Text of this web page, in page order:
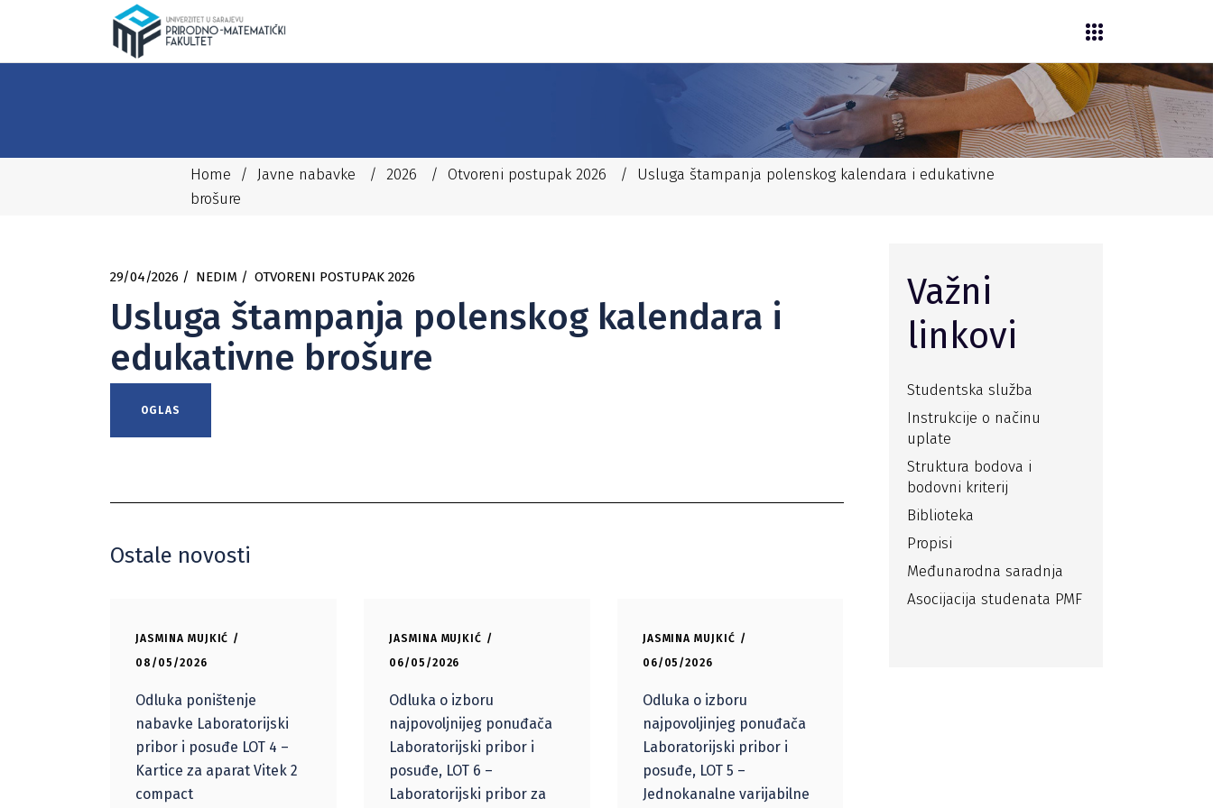
Home / Javne nabavke / 2026 / Otvoreni postupak 2026 / Usluga štampanja polenskog kalendara i edukativne
brošure
29/04/2026 NEDIM OTVORENI POSTUPAK 2026
Usluga štampanja polenskog kalendara i
edukativne brošure
OGLAS
Ostale novosti
JASMINA MUJKIĆ
08/05/2026
Odluka poništenje
nabavke Laboratorijski
pribor i posuđe LOT 4 –
Kartice za aparat Vitek 2
compact
JASMINA MUJKIĆ
06/05/2026
Odluka o izboru
najpovoljnijeg ponuđača
Laboratorijski pribor i
posuđe, LOT 6 –
Laboratorijski pribor za
JASMINA MUJKIĆ
06/05/2026
Odluka o izboru
najpovoljinjeg ponuđača
Laboratorijski pribor i
posuđe, LOT 5 –
Jednokanalne varijabilne
Važni
linkovi
Studentska služba
Instrukcije o načinu
uplate
Struktura bodova i
bodovni kriterij
Biblioteka
Propisi
Međunarodna saradnja
Asocijacija studenata PMF